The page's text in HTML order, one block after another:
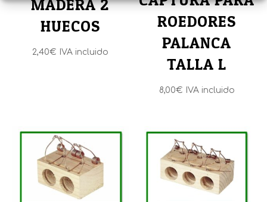
MADERA 2
HUECOS
2,40€ IVA incluido
ROEDORES
PALANCA
TALLA L
8,00€ IVA incluido